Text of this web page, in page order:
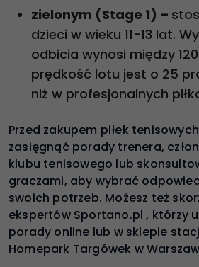
zielonym (Stage 1) –
dzieci w wieku 11-13 lat.
odbicia wynosi między
prędkość lotu jest o 25
niż w profesjonalnych
Przed zakupem piłek
zasięgnąć porady trenera,
klubu tenisowego lub
graczami, aby wybrać
swoich potrzeb. Możesz też
ekspertów Sportano.pl , którzy
porady online lub w sklepie
Homepark Targówek w